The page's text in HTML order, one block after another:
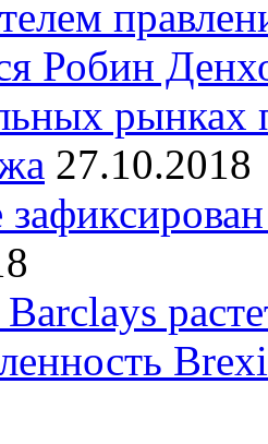
Робин
рынках
27.10.2018